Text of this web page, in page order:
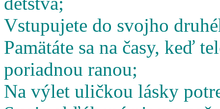
Vstupujete do svojho
Pamätáte sa na časy, keď
poriadnou ranou;
Na výlet uličkou lásky